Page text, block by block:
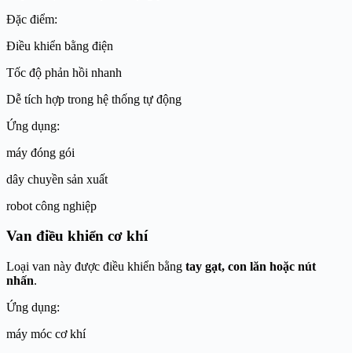
Đặc điểm:
Điều khiển bằng điện
Tốc độ phản hồi nhanh
Dễ tích hợp trong hệ thống tự động
Ứng dụng:
máy đóng gói
dây chuyền sản xuất
robot công nghiệp
Van điều khiển cơ khí
Loại van này được điều khiển bằng tay gạt, con lăn hoặc nút
nhấn.
Ứng dụng:
máy móc cơ khí